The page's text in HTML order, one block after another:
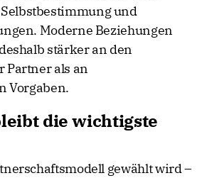
und
Moderne Beziehungen
stärker an den
Partner als an
Vorgaben.
die wichtigste
gewählt wird –